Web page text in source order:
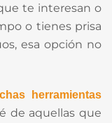
te interesan o
o tienes prisa
esa opción no
herramientas
de aquellas que